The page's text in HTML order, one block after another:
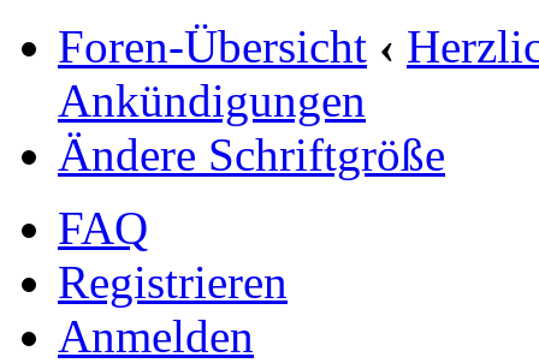
Foren-Übersicht ‹
Ankündigungen
Ändere Schriftgröße
FAQ
Registrieren
Anmelden